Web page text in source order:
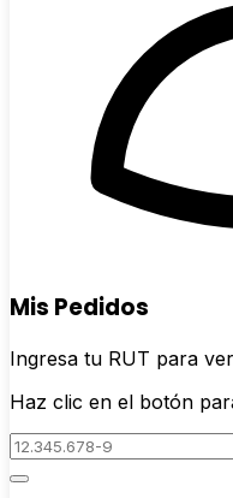
Mis Pedidos
Ingresa tu RUT para
Haz clic en el botón